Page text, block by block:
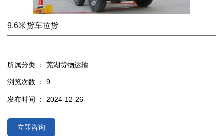
9.6米货车拉货
所属分类 ： 芜湖货物运输
浏览次数 ： 9
发布时间 ： 2024-12-26
立即咨询